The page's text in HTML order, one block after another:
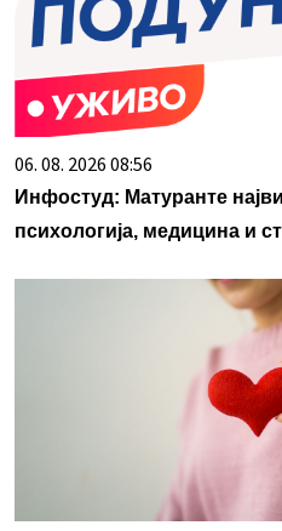
06. 08. 2026 08:56
Инфостуд: Матуранте
психологија, медицина и